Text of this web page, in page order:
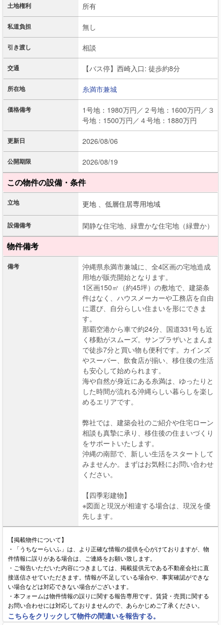
土地権利 所有
私道負担 無し
引き渡し 相談
交通 【バス停】西崎入口: 徒歩約8分
所在地 糸満市兼城
価格備考
1号地：1980万円／２号地：1600万円／３
号地：1500万円／４号地：1880万円
更新日 2026/08/06
公開期限 2026/08/19
この物件の設備・条件
立地 更地 、 低層住居専用地域
設備備考 閑静な住宅地、緑豊かな住宅地（緑豊か）
物件備考
備考
沖縄県糸満市兼城に、全4区画の宅地造成
用地が販売開始となります。
1区画150㎡（約45坪）の敷地で、建築条
件はなく、ハウスメーカーや工務店を自由
に選び、自分らしい住まいを形にできま
す。
那覇空港から車で約24分、国道331号も近
く移動がスムーズ。サンプラザいとまんま
で徒歩7分と買い物も便利です。カインズ
やスーパー、飲食店が揃い、移住後の生活
も安心して始められます。
海や自然が身近にある糸満は、ゆったりと
した時間が流れる沖縄らしい暮らしを楽し
めるエリアです。
弊社では、建築会社のご紹介や住宅ローン
相談も真摯に承り、移住後の住まいづくり
をサポートいたします。
沖縄の南部で、新しい生活をスタートして
みませんか。まずはお気軽にお問い合わせ
ください。
【四季彩建物】
※図面と現況が相違する場合は、現況を優
先します。
【掲載物件について】
・「うちなーらいふ」は、より正確な情報の提供を心がけておりますが、物
件情報に誤りがある場合は、ご連絡をお願い致します。
・ご報告いただいた内容につきましては、掲載提供元である不動産会社に直
接送信させていただきます。情報が不足している場合や、事実確認ができな
い場合などは対応できない場合がございます。
・本フォームは物件情報の誤りに関する報告専用です。賃貸・売買に関する
お問い合わせには対応しておりませんので、あらかじめご了承ください。
こちらをクリックして物件の間違いを報告する。